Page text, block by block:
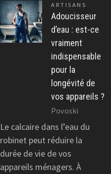
ARTISANS
Adoucisseur
d’eau : est-ce
vraiment
indispensable
pour la
longévité de
vos appareils ?
Povoski
Le calcaire dans l’eau du
robinet peut réduire la
durée de vie de vos
appareils ménagers. À